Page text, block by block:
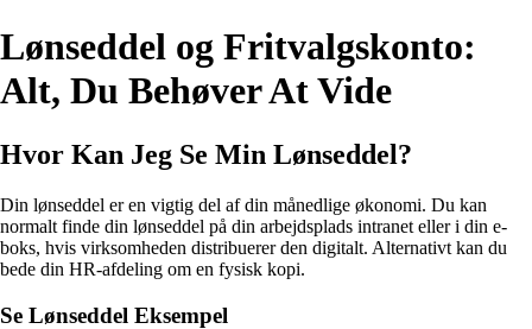
Lønseddel og Fritvalgskonto:
Alt, Du Behøver At Vide
Hvor Kan Jeg Se Min Lønseddel?
Din lønseddel er en vigtig del af din månedlige økonomi. Du kan
normalt finde din lønseddel på din arbejdsplads intranet eller i din e-
boks, hvis virksomheden distribuerer den digitalt. Alternativt kan du
bede din HR-afdeling om en fysisk kopi.
Se Lønseddel Eksempel